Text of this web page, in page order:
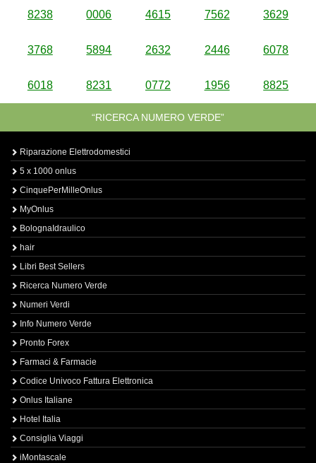
8238 0006 4615 7562 3629
3768 5894 2632 2446 6078
6018 8231 0772 1956 8825
“RICERCA NUMERO VERDE”
Riparazione Elettrodomestici
5 x 1000 onlus
CinquePerMilleOnlus
MyOnlus
BolognaIdraulico
hair
Libri Best Sellers
Ricerca Numero Verde
Numeri Verdi
Info Numero Verde
Pronto Forex
Farmaci & Farmacie
Codice Univoco Fattura Elettronica
Onlus Italiane
Hotel Italia
Consiglia Viaggi
iMontascale